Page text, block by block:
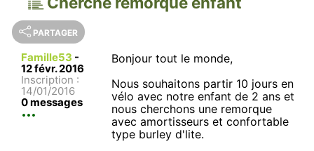
PARTAGER
Famille53 -
12 févr. 2016
Inscription :
14/01/2016
0 messages
Bonjour tout le monde,
Nous souhaitons partir 10 jours en
vélo avec notre enfant de 2 ans et
nous cherchons une remorque
avec amortisseurs et confortable
type burley d'lite.